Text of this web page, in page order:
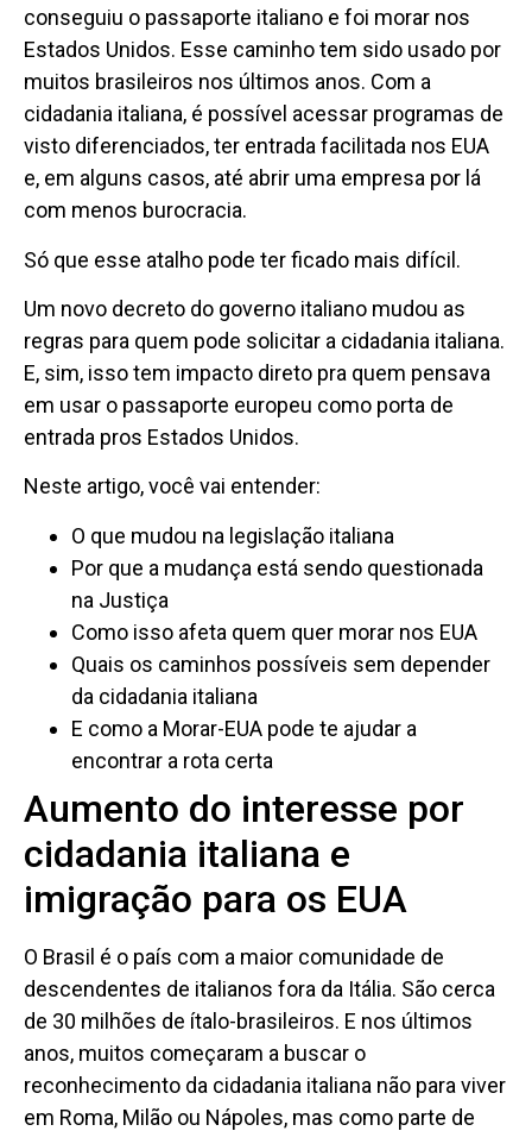
conseguiu o passaporte italiano e foi morar nos
Estados Unidos. Esse caminho tem sido usado por
muitos brasileiros nos últimos anos. Com a
cidadania italiana, é possível acessar programas de
visto diferenciados, ter entrada facilitada nos EUA
e, em alguns casos, até abrir uma empresa por lá
com menos burocracia.
Só que esse atalho pode ter ficado mais difícil.
Um novo decreto do governo italiano mudou as
regras para quem pode solicitar a cidadania italiana.
E, sim, isso tem impacto direto pra quem pensava
em usar o passaporte europeu como porta de
entrada pros Estados Unidos.
Neste artigo, você vai entender:
O que mudou na legislação italiana
Por que a mudança está sendo questionada
na Justiça
Como isso afeta quem quer morar nos EUA
Quais os caminhos possíveis sem depender
da cidadania italiana
E como a Morar-EUA pode te ajudar a
encontrar a rota certa
Aumento do interesse por
cidadania italiana e
imigração para os EUA
O Brasil é o país com a maior comunidade de
descendentes de italianos fora da Itália. São cerca
de 30 milhões de ítalo-brasileiros. E nos últimos
anos, muitos começaram a buscar o
reconhecimento da cidadania italiana não para viver
em Roma, Milão ou Nápoles, mas como parte de